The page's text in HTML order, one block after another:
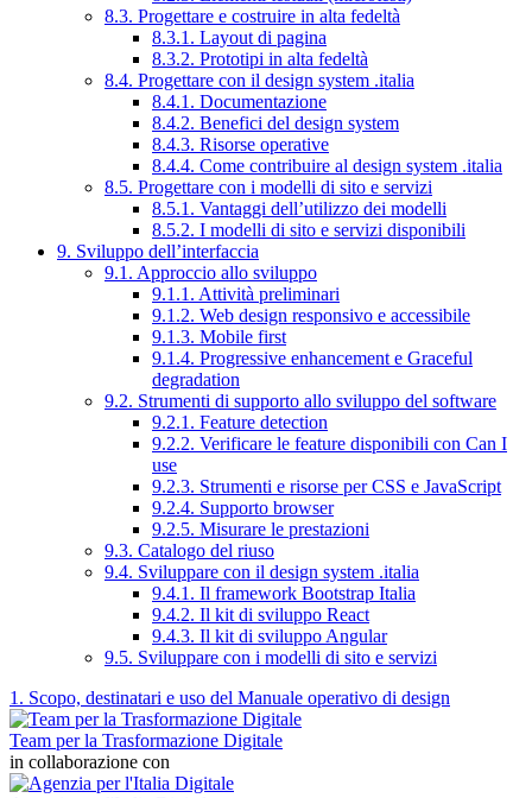
8.3. Progettare e costruire in alta fedeltà
8.3.1. Layout di pagina
8.3.2. Prototipi in alta fedeltà
8.4. Progettare con il design system .italia
8.4.1. Documentazione
8.4.2. Benefici del design system
8.4.3. Risorse operative
8.4.4. Come contribuire al design system .italia
8.5. Progettare con i modelli di sito e servizi
8.5.1. Vantaggi dell’utilizzo dei modelli
8.5.2. I modelli di sito e servizi disponibili
9. Sviluppo dell’interfaccia
9.1. Approccio allo sviluppo
9.1.1. Attività preliminari
9.1.2. Web design responsivo e accessibile
9.1.3. Mobile first
9.1.4. Progressive enhancement e Graceful
degradation
9.2. Strumenti di supporto allo sviluppo del software
9.2.1. Feature detection
9.2.2. Verificare le feature disponibili con Can I
use
9.2.3. Strumenti e risorse per CSS e JavaScript
9.2.4. Supporto browser
9.2.5. Misurare le prestazioni
9.3. Catalogo del riuso
9.4. Sviluppare con il design system .italia
9.4.1. Il framework Bootstrap Italia
9.4.2. Il kit di sviluppo React
9.4.3. Il kit di sviluppo Angular
9.5. Sviluppare con i modelli di sito e servizi
1. Scopo, destinatari e uso del Manuale operativo di design
Team per la Trasformazione Digitale
in collaborazione con